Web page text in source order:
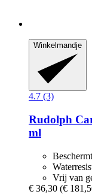
Winkelmandje
4.7 (3)
Rudolph
ml
Vrij van
€ 36,30 (€